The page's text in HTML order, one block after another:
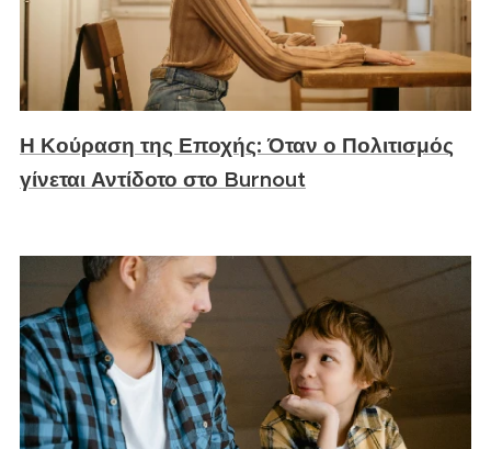
Η Κούραση της Εποχής: Όταν ο Πολιτισμός
γίνεται Αντίδοτο στο Burnout